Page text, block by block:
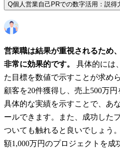
Q個人営業自己PRでの数字活用：説得
営業職は結果が重視されるため
非常に効果的です。
具体的には
た目標を数値で示すことが求め
顧客を20件獲得し、売上500万
具体的な実績を示すことで、あ
ールできます。また、成功した
ついても触れると良いでしょう
額1,000万円のプロジェクトを成